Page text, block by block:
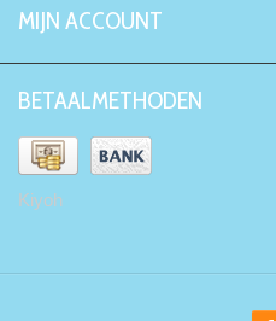
MIJN ACCOUNT
BETAALMETHODEN
Kiyoh